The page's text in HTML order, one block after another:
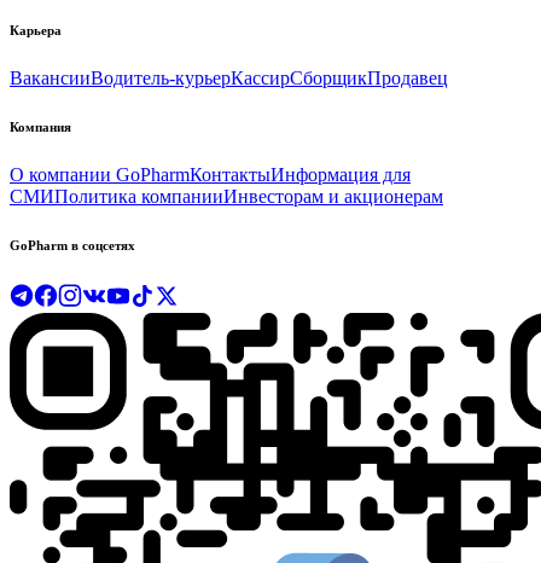
Карьера
ВакансииВодитель-курьерКассирСборщикПродавец
Компания
О компании GoPharmКонтактыИнформация для
СМИПолитика компанииИнвесторам и акционерам
GoPharm в соцсетях